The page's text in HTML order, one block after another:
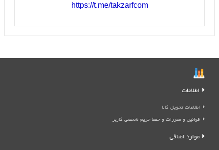
https://t.me/takzarfcom
اطلاعات
اطلاعات تحویل کالا
قوانین و مقررات و حفظ حریم شخصی کاربر
موارد اضافی